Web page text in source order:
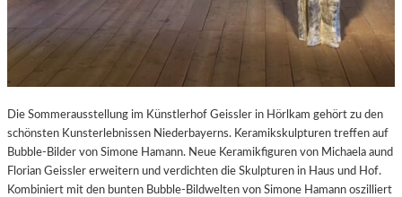
Die Sommerausstellung im Künstlerhof Geissler in Hörlkam gehört zu den
schönsten Kunsterlebnissen Niederbayerns. Keramikskulpturen treffen auf
Bubble-Bilder von Simone Hamann. Neue Keramikfiguren von Michaela aund
Florian Geissler erweitern und verdichten die Skulpturen in Haus und Hof.
Kombiniert mit den bunten Bubble-Bildwelten von Simone Hamann oszilliert